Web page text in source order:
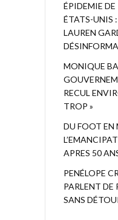
ÉPIDEMIE
ÉTATS-UNIS
LAUREN
MONIQUE
RECUL
TROP »
DU FOOT EN
APRES 50
PENÉLOPE
PARLENT DE
SANS